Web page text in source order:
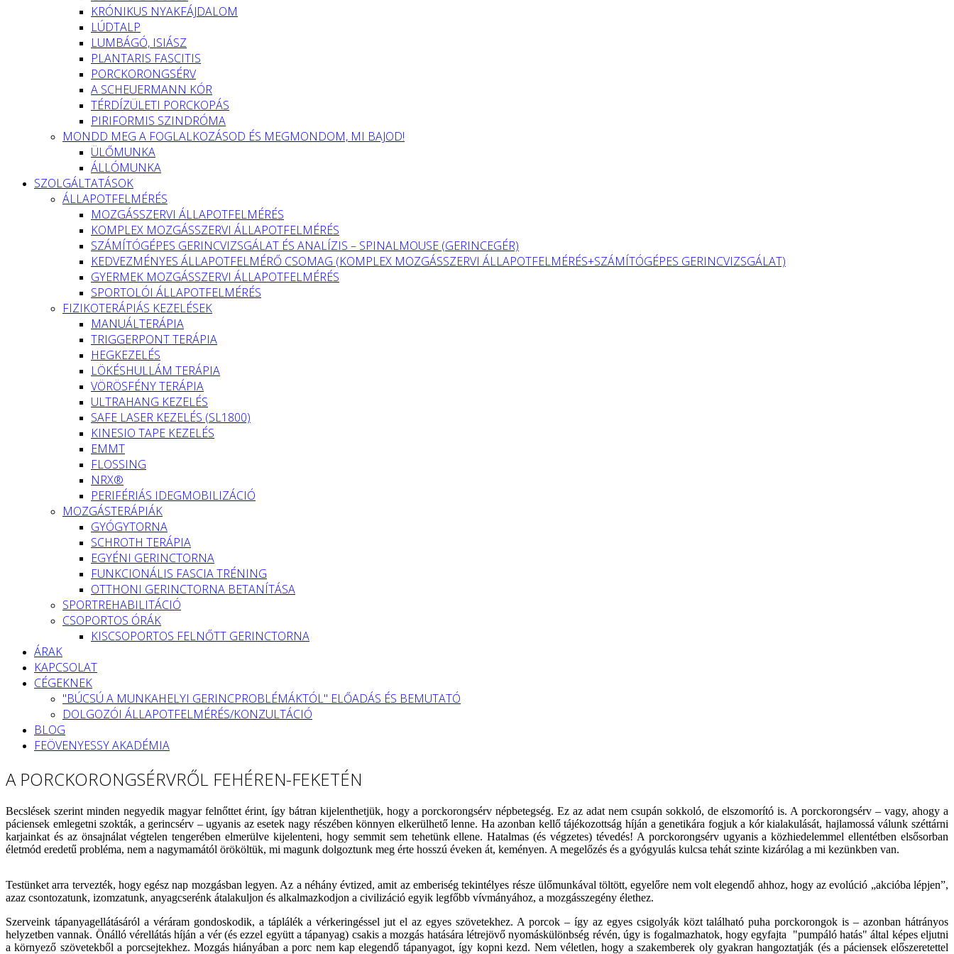
KRÓNIKUS NYAKFÁJDALOM
LÚDTALP
LUMBÁGÓ, ISIÁSZ
PLANTARIS FASCITIS
PORCKORONGSÉRV
A SCHEUERMANN KÓR
TÉRDÍZÜLETI PORCKOPÁS
PIRIFORMIS SZINDRÓMA
MONDD MEG A FOGLALKOZÁSOD ÉS MEGMONDOM, MI BAJOD!
ÜLŐMUNKA
ÁLLÓMUNKA
SZOLGÁLTATÁSOK
ÁLLAPOTFELMÉRÉS
MOZGÁSSZERVI ÁLLAPOTFELMÉRÉS
KOMPLEX MOZGÁSSZERVI ÁLLAPOTFELMÉRÉS
SZÁMÍTÓGÉPES GERINCVIZSGÁLAT ÉS ANALÍZIS – SPINALMOUSE (GERINCEGÉR)
KEDVEZMÉNYES ÁLLAPOTFELMÉRŐ CSOMAG (KOMPLEX MOZGÁSSZERVI ÁLLAPOTFELMÉRÉS+SZÁMÍTÓGÉPES GERINCVIZSGÁLAT)
GYERMEK MOZGÁSSZERVI ÁLLAPOTFELMÉRÉS
SPORTOLÓI ÁLLAPOTFELMÉRÉS
FIZIKOTERÁPIÁS KEZELÉSEK
MANUÁLTERÁPIA
TRIGGERPONT TERÁPIA
HEGKEZELÉS
LÖKÉSHULLÁM TERÁPIA
VÖRÖSFÉNY TERÁPIA
ULTRAHANG KEZELÉS
SAFE LASER KEZELÉS (SL1800)
KINESIO TAPE KEZELÉS
EMMT
FLOSSING
NRX®
PERIFÉRIÁS IDEGMOBILIZÁCIÓ
MOZGÁSTERÁPIÁK
GYÓGYTORNA
SCHROTH TERÁPIA
EGYÉNI GERINCTORNA
FUNKCIONÁLIS FASCIA TRÉNING
OTTHONI GERINCTORNA BETANÍTÁSA
SPORTREHABILITÁCIÓ
CSOPORTOS ÓRÁK
KISCSOPORTOS FELNŐTT GERINCTORNA
ÁRAK
KAPCSOLAT
CÉGEKNEK
"BÚCSÚ A MUNKAHELYI GERINCPROBLÉMÁKTÓL" ELŐADÁS ÉS BEMUTATÓ
DOLGOZÓI ÁLLAPOTFELMÉRÉS/KONZULTÁCIÓ
BLOG
FEÖVENYESSY AKADÉMIA
A PORCKORONGSÉRVRŐL FEHÉREN-FEKETÉN
Becslések szerint minden negyedik magyar felnőttet érint, így bátran kijelenthetjük, hogy a porckorongsérv népbetegség. Ez az adat nem csupán sokkoló, de elszomorító is. A porckorongsérv – vagy, ahogy a
páciensek emlegetni szokták, a gerincsérv – ugyanis az esetek nagy részében könnyen elkerülhető lenne. Ha azonban kellő tájékozottság híján a genetikára fogjuk a kór kialakulását, hajlamossá válunk széttárni
karjainkat és az önsajnálat végtelen tengerében elmerülve kijelenteni, hogy semmit sem tehetünk ellene. Hatalmas (és végzetes) tévedés! A porckorongsérv ugyanis a közhiedelemmel ellentétben elsősorban
életmód eredetű probléma, nem a nagymamától örököltük, mi magunk dolgoztunk meg érte hosszú éveken át, keményen. A megelőzés és a gyógyulás kulcsa tehát szinte kizárólag a mi kezünkben van.
Testünket arra tervezték, hogy egész nap mozgásban legyen. Az a néhány évtized, amit az emberiség tekintélyes része ülőmunkával töltött, egyelőre nem volt elegendő ahhoz, hogy az evolúció „akcióba lépjen”,
azaz csontozatunk, izomzatunk, anyagcserénk átalakuljon és alkalmazkodjon a civilizáció egyik legfőbb vívmányához, a mozgásszegény élethez.
Szerveink tápanyagellátásáról a véráram gondoskodik, a táplálék a vérkeringéssel jut el az egyes szövetekhez. A porcok – így az egyes csigolyák közt található puha porckorongok is – azonban hátrányos
helyzetben vannak. Önálló vérellátás híján a vér (és ezzel együtt a tápanyag) csakis a mozgás hatására létrejövő nyomáskülönbség révén, úgy is fogalmazhatok, hogy egyfajta "pumpáló hatás" által képes eljutni
a környező szövetekből a porcsejtekhez. Mozgás hiányában a porc nem kap elegendő tápanyagot, így kopni kezd. Nem véletlen, hogy a szakemberek oly gyakran hangoztatják (és a páciensek előszeretettel